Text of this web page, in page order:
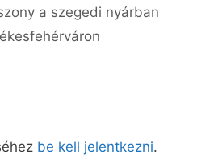
a szegedi nyárban
be kell jelentkezni.